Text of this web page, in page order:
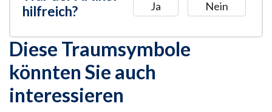
hilfreich?
Ja Nein
Diese Traumsymbole
könnten Sie auch
interessieren